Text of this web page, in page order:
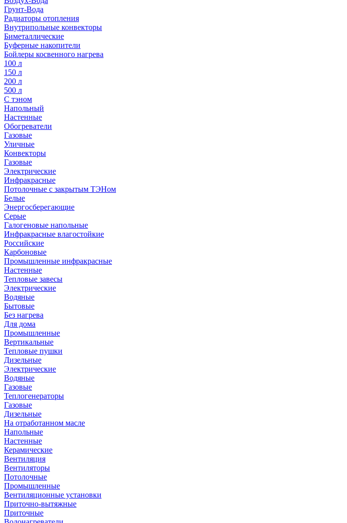
Грунт-Вода
Радиаторы отопления
Внутрипольные конвекторы
Биметаллические
Буферные накопители
Бойлеры косвенного нагрева
100 л
150 л
200 л
500 л
С тэном
Напольный
Настенные
Обогреватели
Газовые
Уличные
Конвекторы
Газовые
Электрические
Инфракрасные
Потолочные с закрытым ТЭНом
Белые
Энергосберегающие
Серые
Галогеновые напольные
Инфракрасные влагостойкие
Российские
Карбоновые
Промышленные инфракрасные
Настенные
Тепловые завесы
Электрические
Водяные
Бытовые
Без нагрева
Для дома
Промышленные
Вертикальные
Тепловые пушки
Дизельные
Электрические
Водяные
Газовые
Теплогенераторы
Газовые
Дизельные
На отработанном масле
Напольные
Настенные
Керамические
Вентиляция
Вентиляторы
Потолочные
Промышленные
Вентиляционные установки
Приточно-вытяжные
Приточные